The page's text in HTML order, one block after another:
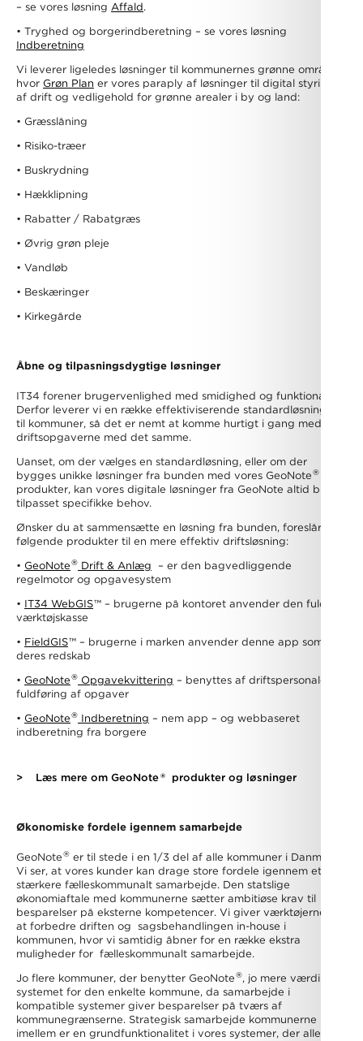
– se vores løsning Affald.
• Tryghed og borgerindberetning – se vores løsning
Indberetning
Vi leverer ligeledes løsninger til kommunernes grønne områder,
hvor Grøn Plan er vores paraply af løsninger til digital styring
af drift og vedligehold for grønne arealer i by og land:
• Græsslåning
• Risiko-træer
• Buskrydning
• Hækklipning
• Rabatter / Rabatgræs
• Øvrig grøn pleje
• Vandløb
• Beskæringer
• Kirkegårde
Åbne og tilpasningsdygtige løsninger
IT34 forener brugervenlighed med smidighed og funktionalitet.
Derfor leverer vi en række effektiviserende standardløsninger
til kommuner, så det er nemt at komme hurtigt i gang med
driftsopgaverne med det samme.
Uanset, om der vælges en standardløsning, eller om der
bygges unikke løsninger fra bunden med vores GeoNote®
produkter, kan vores digitale løsninger fra GeoNote altid blive
tilpasset specifikke behov.
Ønsker du at sammensætte en løsning fra bunden, foreslår vi
følgende produkter til en mere effektiv driftsløsning:
• GeoNote®Drift & Anlæg – er den bagvedliggende
regelmotor og opgavesystem
• IT34 WebGIS™ – brugerne på kontoret anvender den fulde
værktøjskasse
• FieldGIS™ – brugerne i marken anvender denne app som
deres redskab
• GeoNote®Opgavekvittering – benyttes af driftspersonalet til
fuldføring af opgaver
• GeoNote®Indberetning – nem app – og webbaseret
indberetning fra borgere
> Læs mere om GeoNote® produkter og løsninger
Økonomiske fordele igennem samarbejde
GeoNote®er til stede i en 1/3 del af alle kommuner i Danmark.
Vi ser, at vores kunder kan drage store fordele igennem et
stærkere fælleskommunalt samarbejde. Den statslige
økonomiaftale med kommunerne sætter ambitiøse krav til
besparelser på eksterne kompetencer. Vi giver værktøjerne til
at forbedre driften og sagsbehandlingen in-house i
kommunen, hvor vi samtidig åbner for en række ekstra
muligheder for fælleskommunalt samarbejde.
Jo flere kommuner, der benytter GeoNote®, jo mere værdi har
systemet for den enkelte kommune, da samarbejde i
kompatible systemer giver besparelser på tværs af
kommunegrænserne. Strategisk samarbejde kommunerne
imellem er en grundfunktionalitet i vores systemer, der alle kan